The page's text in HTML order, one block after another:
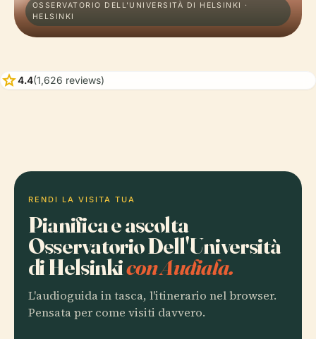
OSSERVATORIO DELL'UNIVERSITÀ DI HELSINKI ·
HELSINKI
star4.4(1,626 reviews)
RENDI LA VISITA TUA
Pianifica e ascolta
Osservatorio Dell'Università
di Helsinkicon Audiala.
L'audioguida in tasca, l'itinerario nel browser.
Pensata per come visiti davvero.